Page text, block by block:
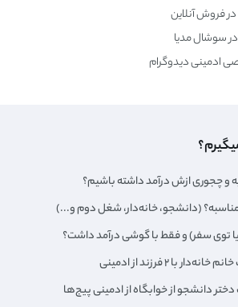
ادمینی دیدوگرام
و چجوری ازش درآمد داشته باشیم؟
(دانشجو، خانه‌دار،‌ شغل دوم و...)
توی سفر) و فقط با گوشی درآمد داشت؟